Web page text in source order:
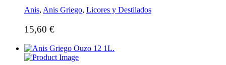
Anis, Anis Griego, Licores y Destilados
15,60 €